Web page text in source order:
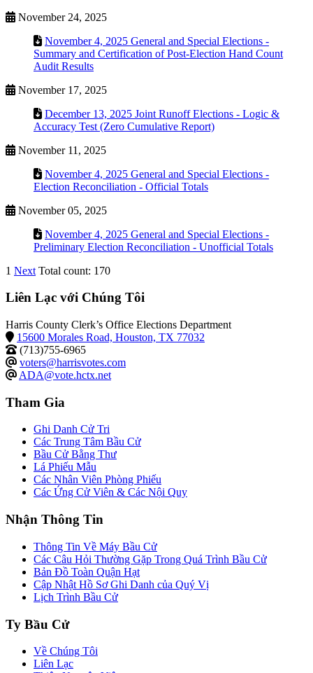
November 24, 2025
November 4, 2025 General and Special Elections -
Summary and Certification of Post-Election Hand Count
Audit Results
November 17, 2025
December 13, 2025 Joint Runoff Elections - Logic &
Accuracy Test (Zero Cumulative Report)
November 11, 2025
November 4, 2025 General and Special Elections -
Election Reconciliation - Official Totals
November 05, 2025
November 4, 2025 General and Special Elections -
Preliminary Election Reconciliation - Unofficial Totals
1 Next Total count: 170
Liên Lạc với Chúng Tôi
Harris County Clerk’s Office Elections Department
15600 Morales Road, Houston, TX 77032
(713)755-6965
voters@harrisvotes.com
ADA@vote.hctx.net
Tham Gia
Ghi Danh Cử Tri
Các Trung Tâm Bầu Cử
Bầu Cử Bằng Thư
Lá Phiếu Mẫu
Các Nhân Viên Phòng Phiếu
Các Ứng Cử Viên & Các Nội Quy
Nhận Thông Tin
Thông Tin Về Máy Bầu Cử
Các Câu Hỏi Thường Gặp Trong Quá Trình Bầu Cử
Bản Đồ Toàn Quận Hạt
Cập Nhật Hồ Sơ Ghi Danh của Quý Vị
Lịch Trình Bầu Cử
Ty Bầu Cử
Về Chúng Tôi
Liên Lạc